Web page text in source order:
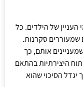
של הילדים. כל
שמעוררים סקרנות.
אותם, כך
היצירתיות בהתאם
הסיכוי שהוא